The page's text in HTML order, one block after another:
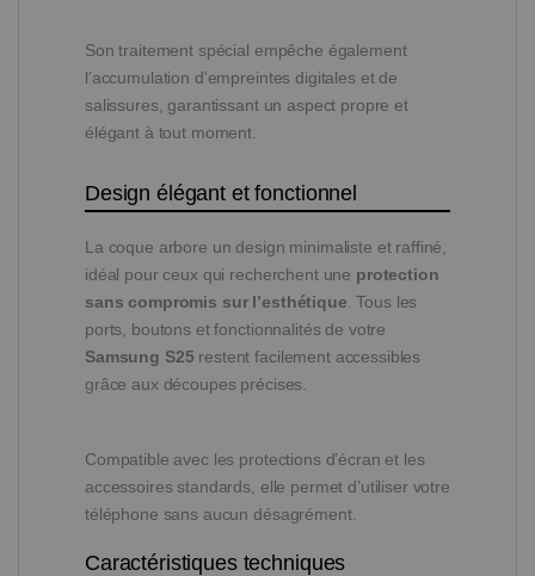
Son traitement spécial empêche également
l’accumulation d'empreintes digitales et de
salissures, garantissant un aspect propre et
élégant à tout moment.
Design élégant et fonctionnel
La coque arbore un design minimaliste et raffiné,
idéal pour ceux qui recherchent une protection
sans compromis sur l’esthétique . Tous les
ports, boutons et fonctionnalités de votre
Samsung S25 restent facilement accessibles
grâce aux découpes précises.
Compatible avec les protections d’écran et les
accessoires standards, elle permet d’utiliser votre
téléphone sans aucun désagrément.
Caractéristiques techniques